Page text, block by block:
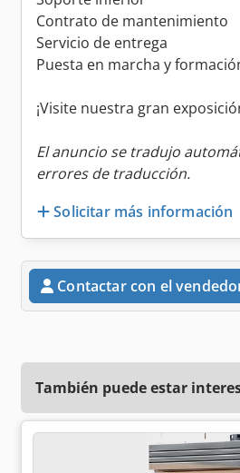
Contrato de mantenimiento
Servicio de entrega
Puesta en marcha y
¡Visite nuestra gran
El anuncio se tradujo
errores de traducción.
Solicitar más información
Contactar con el
También puede estar